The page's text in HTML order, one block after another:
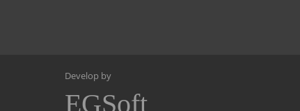
Develop by
EGSoft